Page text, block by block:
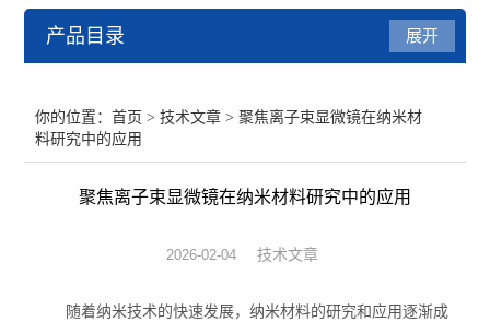
产品目录
手持光谱仪
电镜附件及制样设备
其他设备
展开
你的位置：首页 >技术文章 > 聚焦离子束显微镜在纳米材
料研究中的应用
聚焦离子束显微镜在纳米材料研究中的应用
2026-02-04 技术文章
随着纳米技术的快速发展，纳米材料的研究和应用逐渐成